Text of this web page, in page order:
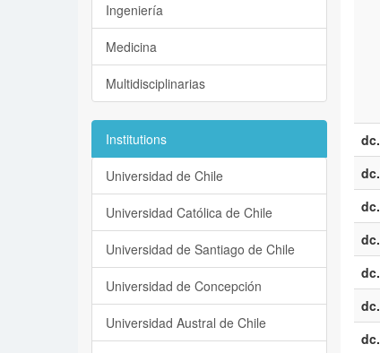
Ingeniería
Medicina
Multidisciplinarias
Institutions
Universidad de Chile
Universidad Católica de Chile
Universidad de Santiago de Chile
Universidad de Concepción
Universidad Austral de Chile